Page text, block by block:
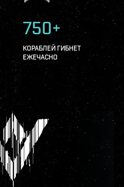
750+
КОРАБЛЕЙ ГИБНЕТ
ЕЖЕЧАСНО